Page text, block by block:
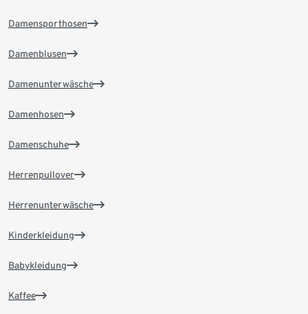
Damensporthosen
Damenblusen
Damenunterwäsche
Damenhosen
Damenschuhe
Herrenpullover
Herrenunterwäsche
Kinderkleidung
Babykleidung
Kaffee